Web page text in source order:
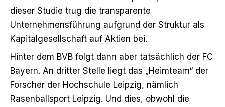
dieser Studie trug die transparente
Unternehmensführung aufgrund der Struktur als
Kapitalgesellschaft auf Aktien bei.
Hinter dem BVB folgt dann aber tatsächlich der FC
Bayern. An dritter Stelle liegt das „Heimteam“ der
Forscher der Hochschule Leipzig, nämlich
Rasenballsport Leipzig. Und dies, obwohl die